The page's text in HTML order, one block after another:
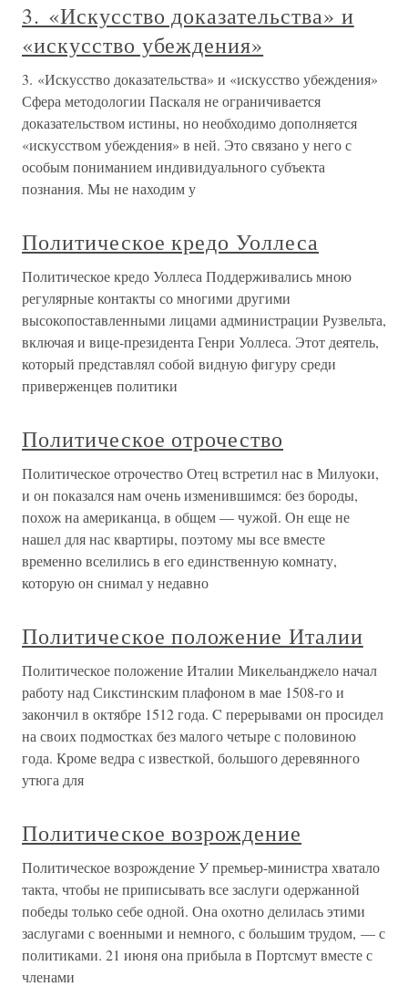
3. «Искусство доказательства» и
«искусство убеждения»
3. «Искусство доказательства» и «искусство убеждения»
Сфера методологии Паскаля не ограничивается
доказательством истины, но необходимо дополняется
«искусством убеждения» в ней. Это связано у него с
особым пониманием индивидуального субъекта
познания. Мы не находим у
Политическое кредо Уоллеса
Политическое кредо Уоллеса Поддерживались мною
регулярные контакты со многими другими
высокопоставленными лицами администрации Рузвельта,
включая и вице-президента Генри Уоллеса. Этот деятель,
который представлял собой видную фигуру среди
приверженцев политики
Политическое отрочество
Политическое отрочество Отец встретил нас в Милуоки,
и он показался нам очень изменившимся: без бороды,
похож на американца, в общем — чужой. Он еще не
нашел для нас квартиры, поэтому мы все вместе
временно вселились в его единственную комнату,
которую он снимал у недавно
Политическое положение Италии
Политическое положение Италии Микельанджело начал
работу над Сикстинским плафоном в мае 1508-го и
закончил в октябре 1512 года. C перерывами он просидел
на своих подмостках без малого четыре с половиною
года. Кроме ведра с известкой, большого деревянного
утюга для
Политическое возрождение
Политическое возрождение У премьер-министра хватало
такта, чтобы не приписывать все заслуги одержанной
победы только себе одной. Она охотно делилась этими
заслугами с военными и немного, с большим трудом, — с
политиками. 21 июня она прибыла в Портсмут вместе с
членами